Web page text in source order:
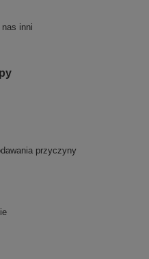
inni
przyczyny